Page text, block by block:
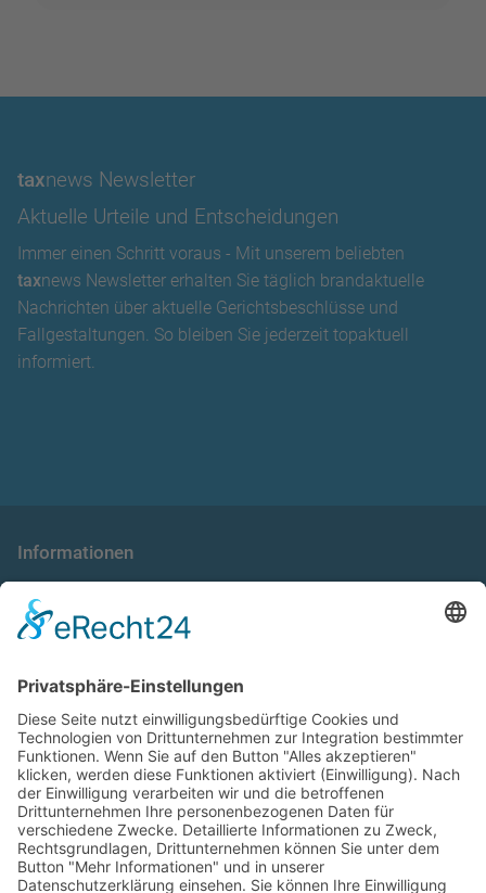
taxnews Newsletter
Aktuelle Urteile und Entscheidungen
Immer einen Schritt voraus - Mit unserem beliebten
taxnews Newsletter erhalten Sie täglich brandaktuelle
Nachrichten über aktuelle Gerichtsbeschlüsse und
Fallgestaltungen. So bleiben Sie jederzeit topaktuell
informiert.
Informationen
Allgemeine Geschäftsbedingungen
Datenschutzerklärung
Unser Seminarangebot
Seminarreihen
Seminare
Webinare